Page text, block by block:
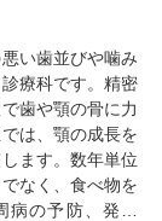
い歯並びや噛み
療科です。精密
歯や顎の骨に力
は、顎の成長を
ます。数年単位
なく、食べ物を
病の予防、発…